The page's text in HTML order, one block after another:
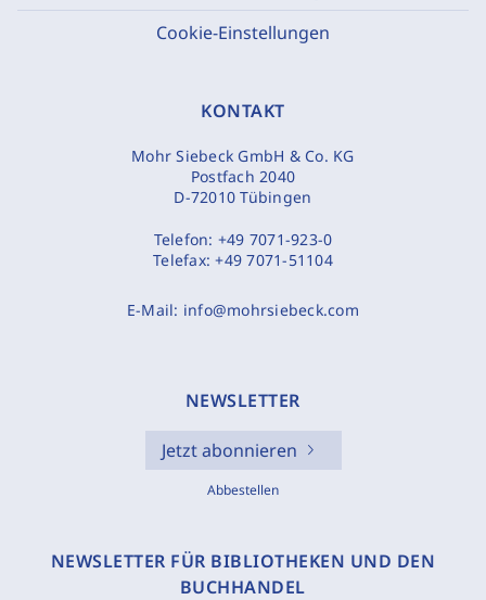
Cookie-Einstellungen
KONTAKT
Mohr Siebeck GmbH & Co. KG
Postfach 2040
D-72010 Tübingen
Telefon: +49 7071-923-0
Telefax:+49 7071-51104
E-Mail: info@mohrsiebeck.com
NEWSLETTER
Jetzt abonnieren
Abbestellen
NEWSLETTER FÜR BIBLIOTHEKEN UND DEN
BUCHHANDEL